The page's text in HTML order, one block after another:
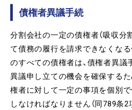
債権者異議手続
分割会社の一定の債権者（吸収分
て債務の履行を請求できなくなる
のすべての債権者は、債権者異議
異議申し立ての機会を確保する
権者に対して一定の事項を個別
しなければなりません（同789条2